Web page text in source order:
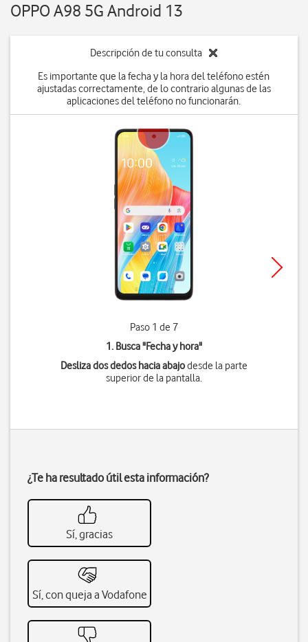
OPPO A98 5G Android 13
Descripción de tu consulta
Es importante que la fecha y la hora del teléfono estén
ajustadas correctamente, de lo contrario algunas de las
aplicaciones del teléfono no funcionarán.
Paso 1 de 7
1. Busca "Fecha y hora"
Desliza dos dedos hacia abajodesde la parte
superior de la pantalla.
¿Te ha resultado útil esta información?
Sí, gracias
Sí, con queja a Vodafone